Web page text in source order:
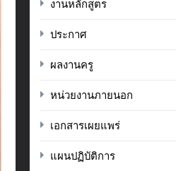
งานหลักสูตร
ประกาศ
ผลงานครู
หน่วยงานภายนอก
เอกสารเผยแพร่
แผนปฏิบัติการ